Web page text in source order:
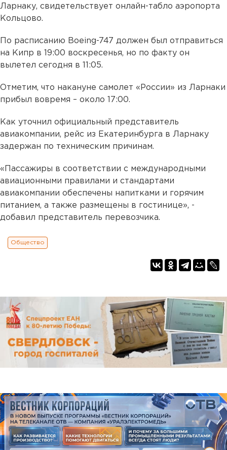
Ларнаку, свидетельствует онлайн-табло аэропорта
Кольцово.
По расписанию Boeing-747 должен был отправиться
на Кипр в 19:00 воскресенья, но по факту он
вылетел сегодня в 11:05.
Отметим, что накануне самолет «России» из Ларнаки
прибыл вовремя – около 17:00.
Как уточнил официальный представитель
авиакомпании, рейс из Екатеринбурга в Ларнаку
задержан по техническим причинам.
«Пассажиры в соответствии с международными
авиационными правилами и стандартами
авиакомпании обеспечены напитками и горячим
питанием, а также размещены в гостинице», -
добавил представитель перевозчика.
Общество